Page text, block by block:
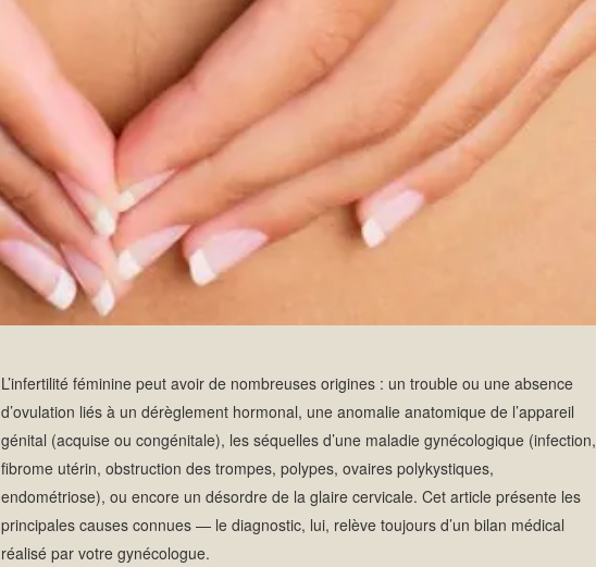
L’infertilité féminine peut avoir de nombreuses origines : un trouble ou une absence
d’ovulation liés à un dérèglement hormonal, une anomalie anatomique de l’appareil
génital (acquise ou congénitale), les séquelles d’une maladie gynécologique (infection,
fibrome utérin, obstruction des trompes, polypes, ovaires polykystiques,
endométriose), ou encore un désordre de la glaire cervicale. Cet article présente les
principales causes connues — le diagnostic, lui, relève toujours d’un bilan médical
réalisé par votre gynécologue.